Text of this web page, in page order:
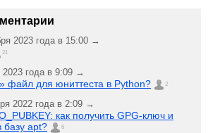
2023 года в 15:00 →
21
года в 9:09 →
файл для юниттеста в Python? 2
2022 года в 2:09 →
как получить GPG-ключ и
базу apt?
6